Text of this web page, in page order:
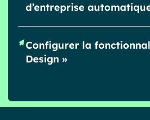
d’entreprise
Configurer la
Design »